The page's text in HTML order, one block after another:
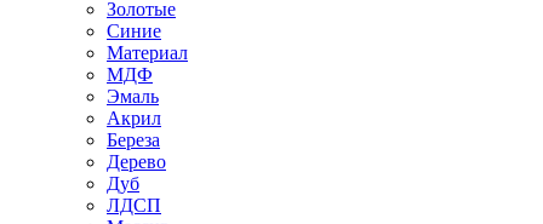
Золотые
Синие
Материал
МДФ
Эмаль
Акрил
Береза
Дерево
Дуб
ЛДСП